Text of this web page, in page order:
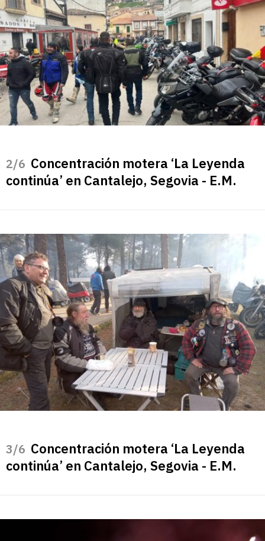
/6 Concentración motera ‘La Leyenda
continúa’ en Cantalejo, Segovia - E.M.
/6 Concentración motera ‘La Leyenda
continúa’ en Cantalejo, Segovia - E.M.